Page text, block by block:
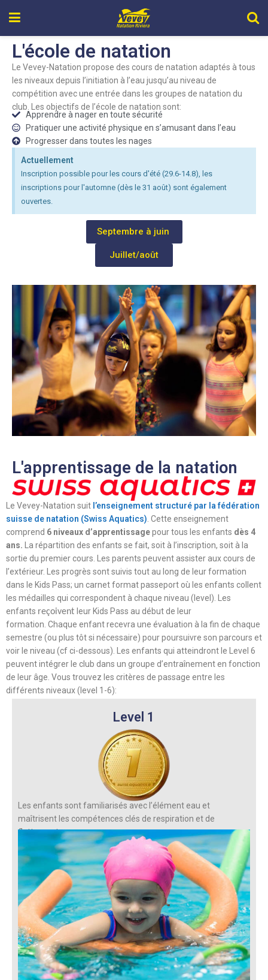
L'école de natation
Le Vevey-Natation propose des cours de natation adaptés à tous
les niveaux depuis l’initiation à l’eau jusqu’au niveau de
compétition avec une entrée dans les groupes de natation du
club. Les objectifs de l’école de natation sont:
Apprendre à nager en toute sécurité
Pratiquer une activité physique en s’amusant dans l’eau
Progresser dans toutes les nages
Actuellement
Inscription possible pour les cours d'été (29.6-14.8), les
inscriptions pour l'automne (dès le 31 août) sont également
ouvertes.
Septembre à juin
Juillet/août
L'apprentissage de la natation
Le Vevey-Natation suit l’enseignement structuré par la fédération
suisse de natation (Swiss Aquatics). Cette enseignement
comprend 6 niveaux d’apprentissagepour tous les enfants dès 4
ans. La répartition des enfants se fait, soit à l’inscription, soit à la
sortie du premier cours. Les parents peuvent assister aux cours de
l’extérieur. Les progrès sont suivis tout au long de leur formation
dans le Kids Pass; un carnet format passeport où les enfants collent
les médailles qui correspondent à chaque niveau (level). Les
enfants reçoivent leur Kids Pass au début de leur
formation. Chaque enfant recevra une évaluation à la fin de chaque
semestre (ou plus tôt si nécessaire) pour poursuivre son parcours et
voir le niveau (cf ci-dessous). Les enfants qui atteindront le Level 6
peuvent intégrer le club dans un groupe d’entraînement en fonction
de leur âge. Vous trouvez les critères de passage entre les
différents niveaux (level 1-6):
Level 1
Les enfants sont familiarisés avec l’élément eau et
maîtrisent les compétences clés de respiration et de
flottement.